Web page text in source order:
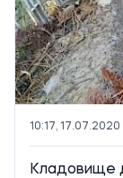
10:17, 17.07.2020
Кладовище